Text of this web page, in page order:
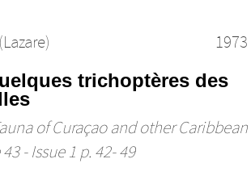
1973
trichoptères des
of Curaçao and other Caribbean
- Issue 1 p. 42- 49